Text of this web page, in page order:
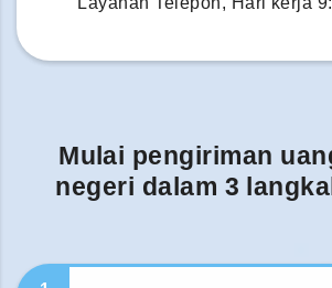
Mulai pengiriman
negeri dalam 3